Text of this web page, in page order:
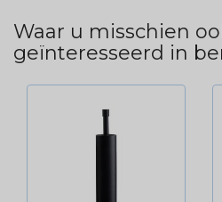
Waar u misschien
geïnteresseerd in